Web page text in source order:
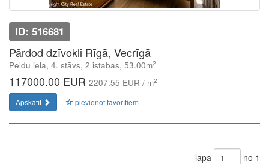
ID: 516681
Pārdod dzīvokli Rīgā, Vecrīgā
Peldu iela, 4. stāvs, 2 istabas, 53.00m2
117000.00 EUR 2207.55 EUR / m2
Apskatīt pievienot favorītiem
lapa no 1